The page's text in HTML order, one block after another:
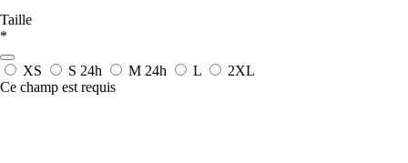
Taille
*
XS S 24h M 24h L
2XL
Ce champ est requis